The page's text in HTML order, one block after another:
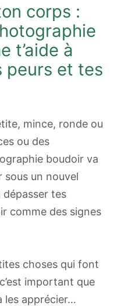
corps :
t’aide à
peurs et tes
mince, ronde ou
ou des
boudoir va
un nouvel
dépasser tes
comme des signes
choses qui font
important que
les apprécier…